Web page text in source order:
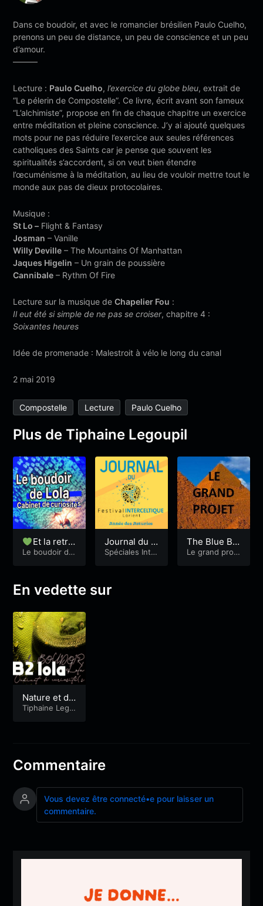
Dans ce boudoir, et avec le romancier brésilien Paulo Cuelho,
prenons un peu de distance, un peu de conscience et un peu
d’amour.
———
Lecture : Paulo Cuelho,l’exercice du globe bleu, extrait de
“Le pélerin de Compostelle”. Ce livre, écrit avant son fameux
“L’alchimiste”, propose en fin de chaque chapitre un exercice
entre méditation et pleine conscience. J’y ai ajouté quelques
mots pour ne pas réduire l’exercice aux seules références
catholiques des Saints car je pense que souvent les
spiritualités s’accordent, si on veut bien étendre
l’œcuménisme à la méditation, au lieu de vouloir mettre tout le
monde aux pas de dieux protocolaires.
Musique :
St Lo – Flight & Fantasy
Josman – Vanille
Willy Deville – The Mountains Of Manhattan
Jaques Higelin – Un grain de poussière
Cannibale – Rythm Of Fire
Lecture sur la musique deChapelier Fou :
Il eut été si simple de ne pas se croiser, chapitre 4 :
Soixantes heures
Idée de promenade : Malestroit à vélo le long du canal
2 mai 2019
Compostelle Lecture Paulo Cuelho
Plus de Tiphaine Legoupil
Et la retrai
te, tu y as pe
Le boudoir de
Journal du F
IL #7 – 2022
Spéciales Inte
The Blue Bu
tter Pot & Ta
Le grand proje
En vedette sur
Nature et dé
couvertes
Tiphaine Lego
Commentaire
Vous devez être connecté•e pour laisser un
commentaire.